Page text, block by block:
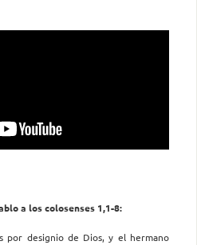
a los colosenses 1,1-8:
por designio de Dios, y el hermano